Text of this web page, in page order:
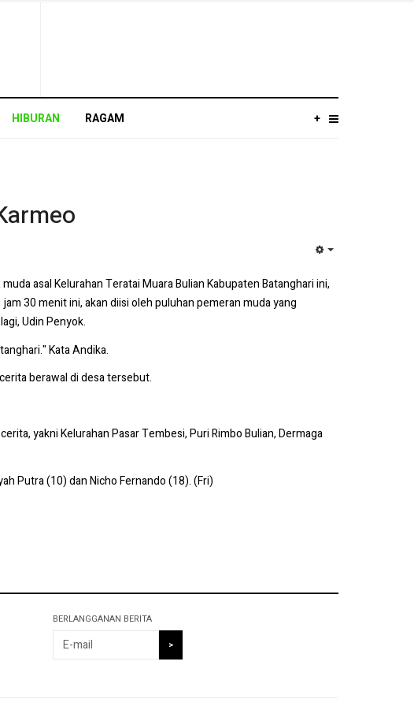
HIBURAN RAGAM +
asal Kelurahan Teratai Muara Bulian Kabupaten Batanghari ini,
30 menit ini, akan diisi oleh puluhan pemeran muda yang
Udin Penyok.
Kata Andika.
berawal di desa tersebut.
yakni Kelurahan Pasar Tembesi, Puri Rimbo Bulian, Dermaga
Putra (10) dan Nicho Fernando (18). (Fri)
BERLANGGANAN BERITA